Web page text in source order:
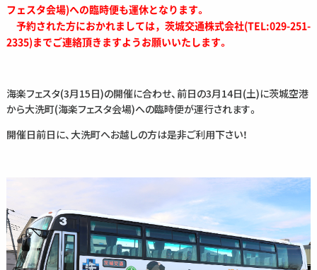
フェスタ会場)への臨時便も運休となります。
予約された方におかれましては，茨城交通株式会社(TEL:029-251-
2335)までご連絡頂きますようお願いいたします。
海楽フェスタ(3月15日)の開催に合わせ、前日の3月14日(土)に茨城空港
から大洗町(海楽フェスタ会場)への臨時便が運行されます。
開催日前日に、大洗町へお越しの方は是非ご利用下さい！